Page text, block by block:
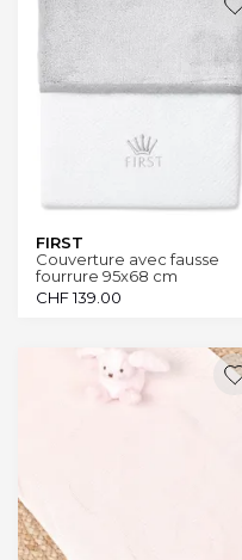
FIRST
Couverture avec fausse
fourrure 95x68 cm
CHF139.00